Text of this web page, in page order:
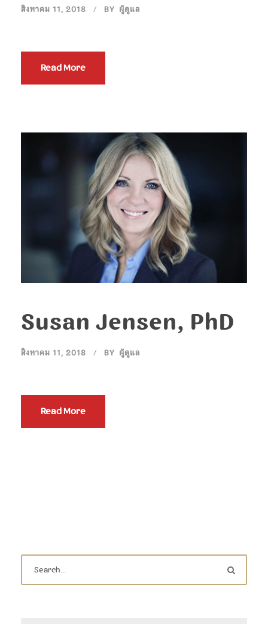
สิงหาคม 11, 2018 BY ผู้ดูแล
Read More
Susan Jensen, PhD
สิงหาคม 11, 2018 BY ผู้ดูแล
Read More